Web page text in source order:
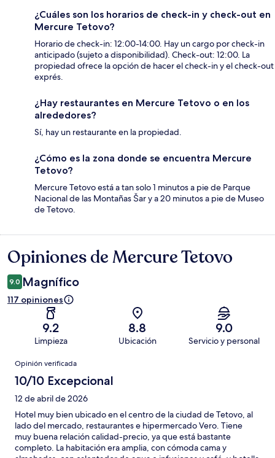
¿Cuáles son los horarios de check-in y check-out en
Mercure Tetovo?
Horario de check-in: 12:00-14:00. Hay un cargo por check-in
anticipado (sujeto a disponibilidad). Check-out: 12:00. La
propiedad ofrece la opción de hacer el check-in y el check-out
exprés.
¿Hay restaurantes en Mercure Tetovo o en los
alrededores?
Sí, hay un restaurante en la propiedad.
¿Cómo es la zona donde se encuentra Mercure
Tetovo?
Mercure Tetovo está a tan solo 1 minutos a pie de Parque
Nacional de las Montañas Šar y a 20 minutos a pie de Museo
de Tetovo.
Opiniones
Opiniones de Mercure Tetovo
9.0 Magnífico
117 opiniones
9.2
Limpieza
8.8
Ubicación
9.0
Servicio y personal
Opiniones
Opinión verificada
10/10 Excepcional
12 de abril de 2026
Hotel muy bien ubicado en el centro de la ciudad de Tetovo, al
lado del mercado, restaurantes e hipermercado Vero. Tiene
muy buena relación calidad-precio, ya que está bastante
completo. La habitación era amplia, con cómoda cama y